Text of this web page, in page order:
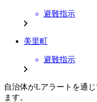
避難指示
美里町
避難指示
自治体がLアラートを通
ます。